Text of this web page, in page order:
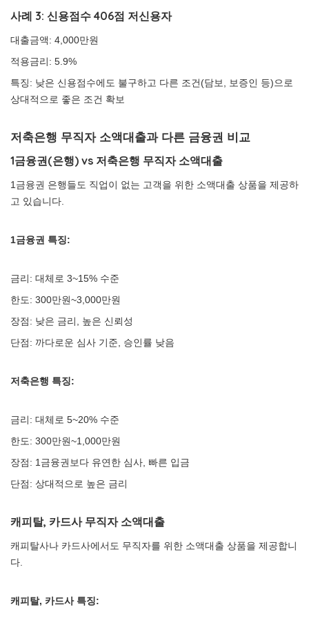
사례 3: 신용점수 406점 저신용자
대출금액: 4,000만원
적용금리: 5.9%
특징: 낮은 신용점수에도 불구하고 다른 조건(담보, 보증인 등)으로
상대적으로 좋은 조건 확보
저축은행 무직자 소액대출과 다른 금융권 비교
1금융권(은행) vs 저축은행 무직자 소액대출
1금융권 은행들도 직업이 없는 고객을 위한 소액대출 상품을 제공하
고 있습니다.
1금융권 특징:
금리: 대체로 3~15% 수준
한도: 300만원~3,000만원
장점: 낮은 금리, 높은 신뢰성
단점: 까다로운 심사 기준, 승인률 낮음
저축은행 특징:
금리: 대체로 5~20% 수준
한도: 300만원~1,000만원
장점: 1금융권보다 유연한 심사, 빠른 입금
단점: 상대적으로 높은 금리
캐피탈, 카드사 무직자 소액대출
캐피탈사나 카드사에서도 무직자를 위한 소액대출 상품을 제공합니
다.
캐피탈, 카드사 특징: